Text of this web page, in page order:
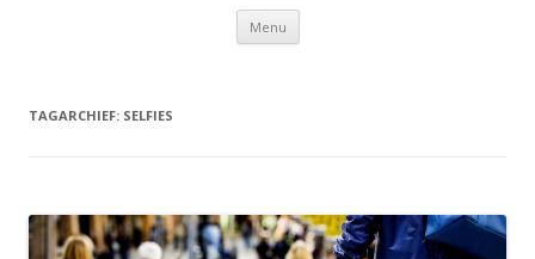
Menu Spring
inhoud
TAGARCHIEF: SELFIES